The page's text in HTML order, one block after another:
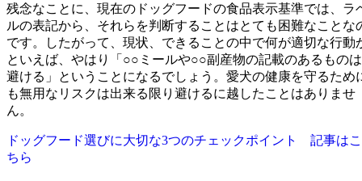
残念なことに、現在のドッグフードの食品表示基準では、ラ
ルの表記から、それらを判断することはとても困難なことな
です。したがって、現状、できることの中で何が適切な行動
といえば、やはり「○○ミールや○○副産物の記載のあるものは
避ける」ということになるでしょう。愛犬の健康を守るため
も無用なリスクは出来る限り避けるに越したことはありませ
ん。
ドッグフード選びに大切な3つのチェックポイント 記事はこ
ちら